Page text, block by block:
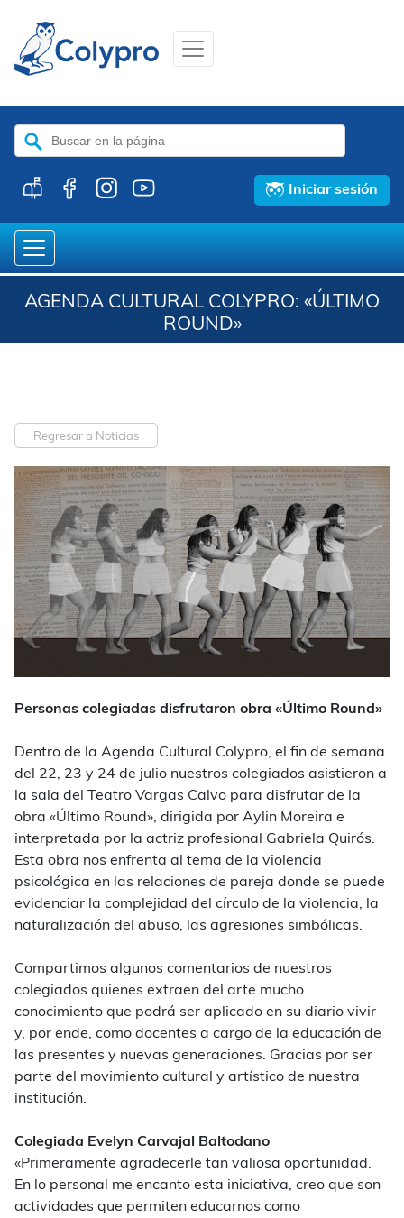
Buscar:
Iniciar sesión
AGENDA CULTURAL COLYPRO: «ÚLTIMO
ROUND»
Regresar a Noticias
Personas colegiadas disfrutaron obra «Último Round»
Dentro de la Agenda Cultural Colypro, el fin de semana
del 22, 23 y 24 de julio nuestros colegiados asistieron a
la sala del Teatro Vargas Calvo para disfrutar de la
obra «Último Round», dirigida por Aylin Moreira e
interpretada por la actriz profesional Gabriela Quirós.
Esta obra nos enfrenta al tema de la violencia
psicológica en las relaciones de pareja donde se puede
evidenciar la complejidad del círculo de la violencia, la
naturalización del abuso, las agresiones simbólicas.
Compartimos algunos comentarios de nuestros
colegiados quienes extraen del arte mucho
conocimiento que podrá ser aplicado en su diario vivir
y, por ende, como docentes a cargo de la educación de
las presentes y nuevas generaciones. Gracias por ser
parte del movimiento cultural y artístico de nuestra
institución.
Colegiada Evelyn Carvajal Baltodano
«Primeramente agradecerle tan valiosa oportunidad.
En lo personal me encanto esta iniciativa, creo que son
actividades que permiten educarnos como